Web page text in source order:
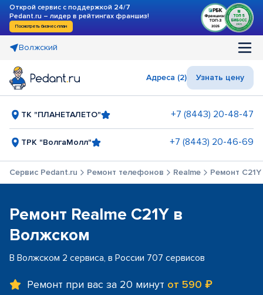
Открой сервис с поддержкой 24/7
Pedant.ru – лидер в рейтингах франшиз!
Посмотреть бизнес-план
Волжский
Адреса (2) Узнать цену
ТК "ПЛАНЕТАЛЕТО" +7 (8443) 20-48-47
ТРК "ВолгаМолл" +7 (8443) 20-46-69
Сервис Pedant.ru Ремонт телефонов Realme Ремонт C21Y
Ремонт Realme C21Y в
Волжском
В Волжском 2 сервиса, в России 707 сервисов
Ремонт при вас за 20 минут от 590 ₽